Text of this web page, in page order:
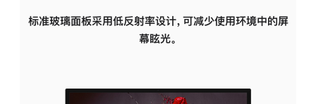
标准玻璃面板采用低反射率设计，可减少使用环境中的屏
幕眩光。